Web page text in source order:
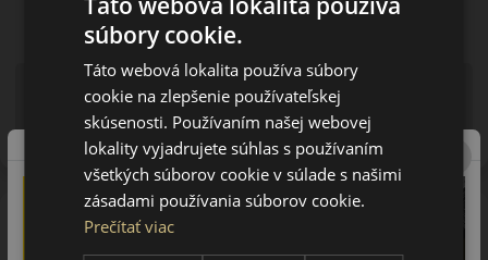
O značke
Upozornenie! Hodnoty na štítku sú len informatívneho
charakteru. Môžu byť dodané pneumatiky aj s EU štítkami v
zmysle doposiaľ platnej (predchádzajúcej) legislatívy.
súbory cookie.
Táto webová lokalita používa súbory
cookie na zlepšenie používateľskej
skúsenosti. Používaním našej webovej
lokality vyjadrujete súhlas s používaním
všetkých súborov cookie v súlade s našimi
zásadami používania súborov cookie.
Prečítať viac